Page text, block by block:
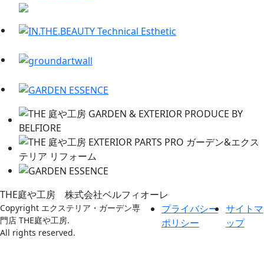
THE庭や工房 株式会社ベルフィオーレ
Copyright エクステリア・ガーデン専
門店 THE庭や工房.
All rights reserved.
プライバシー
ポリシー
サイトマ
ップ